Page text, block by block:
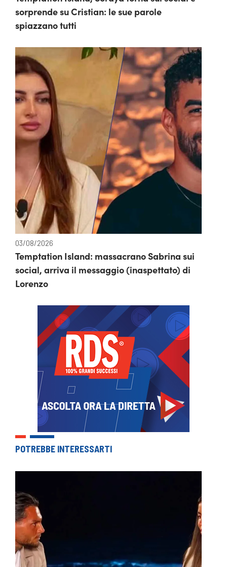
sorprende su Cristian: le sue parole
spiazzano tutti
03/08/2026
Temptation Island: massacrano Sabrina sui
social, arriva il messaggio (inaspettato) di
Lorenzo
POTREBBE INTERESSARTI